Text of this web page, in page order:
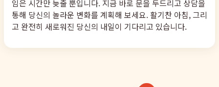
임은 시간만 늦출 뿐입니다. 지금 바로 문을 두드리고 상담을
통해 당신의 놀라운 변화를 계획해 보세요. 활기찬 아침, 그리
고 완전히 새로워진 당신의 내일이 기다리고 있습니다.